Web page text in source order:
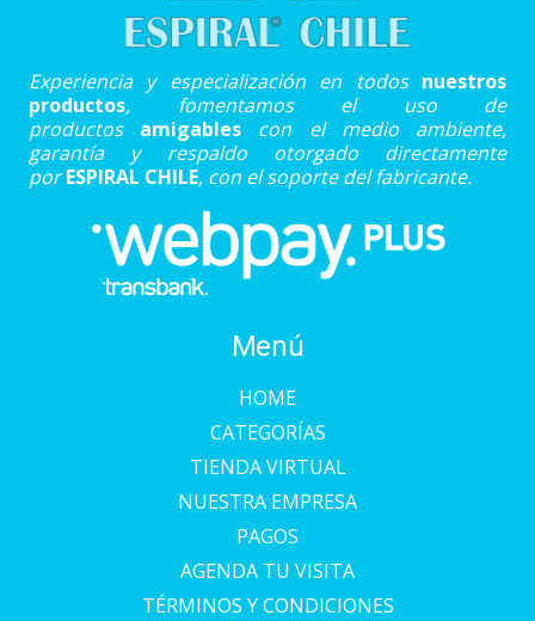
Experiencia y especialización en todos nuestros
productos, fomentamos el uso de
productos amigables con el medio ambiente,
garantía y respaldo otorgado directamente
porESPIRAL CHILE, con el soporte del fabricante.
Menú
HOME
CATEGORÍAS
TIENDA VIRTUAL
NUESTRA EMPRESA
PAGOS
AGENDA TU VISITA
TÉRMINOS Y CONDICIONES